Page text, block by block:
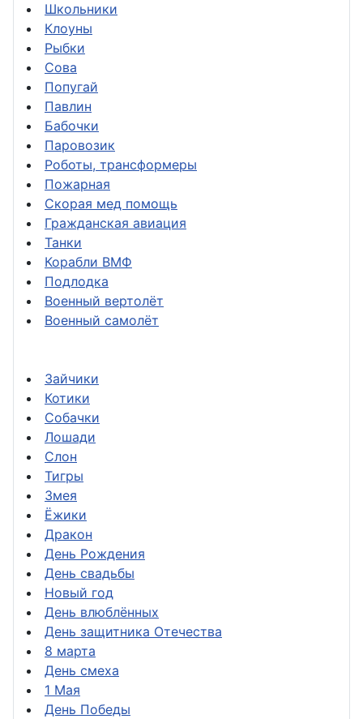
Школьники
Клоуны
Рыбки
Сова
Попугай
Павлин
Бабочки
Паровозик
Роботы, трансформеры
Пожарная
Скорая мед помощь
Гражданская авиация
Танки
Корабли ВМФ
Подлодка
Военный вертолёт
Военный самолёт
Зайчики
Котики
Собачки
Лошади
Слон
Тигры
Змея
Ёжики
Дракон
День Рождения
День свадьбы
Новый год
День влюблённых
День защитника Отечества
8 марта
День смеха
1 Мая
День Победы